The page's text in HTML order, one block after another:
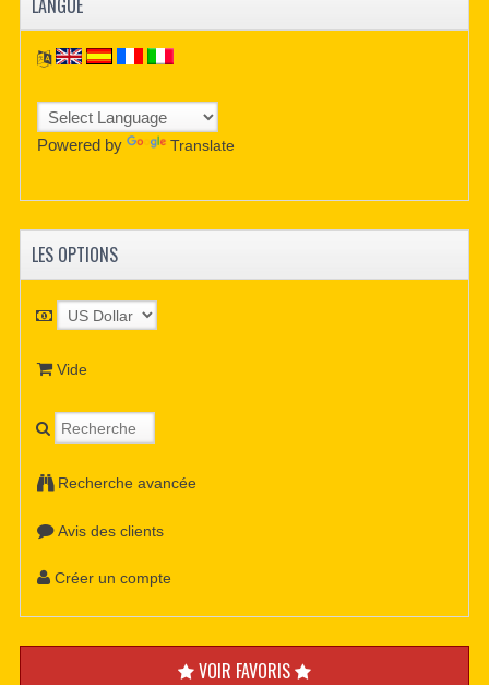
LANGUE
Powered by Translate
LES OPTIONS
Vide
Recherche avancée
Avis des clients
Créer un compte
VOIR FAVORIS